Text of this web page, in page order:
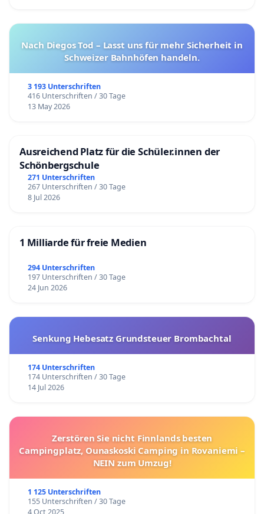
Nach Diegos Tod – Lasst uns für mehr Sicherheit in
Schweizer Bahnhöfen handeln.
3 193 Unterschriften
416 Unterschriften / 30 Tage
13 May 2026
Ausreichend Platz für die Schüler.innen der
Schönbergschule
271 Unterschriften
267 Unterschriften / 30 Tage
8 Jul 2026
1 Milliarde für freie Medien
294 Unterschriften
197 Unterschriften / 30 Tage
24 Jun 2026
Senkung Hebesatz Grundsteuer Brombachtal
174 Unterschriften
174 Unterschriften / 30 Tage
14 Jul 2026
Zerstören Sie nicht Finnlands besten
Campingplatz, Ounaskoski Camping in Rovaniemi –
NEIN zum Umzug!
1 125 Unterschriften
155 Unterschriften / 30 Tage